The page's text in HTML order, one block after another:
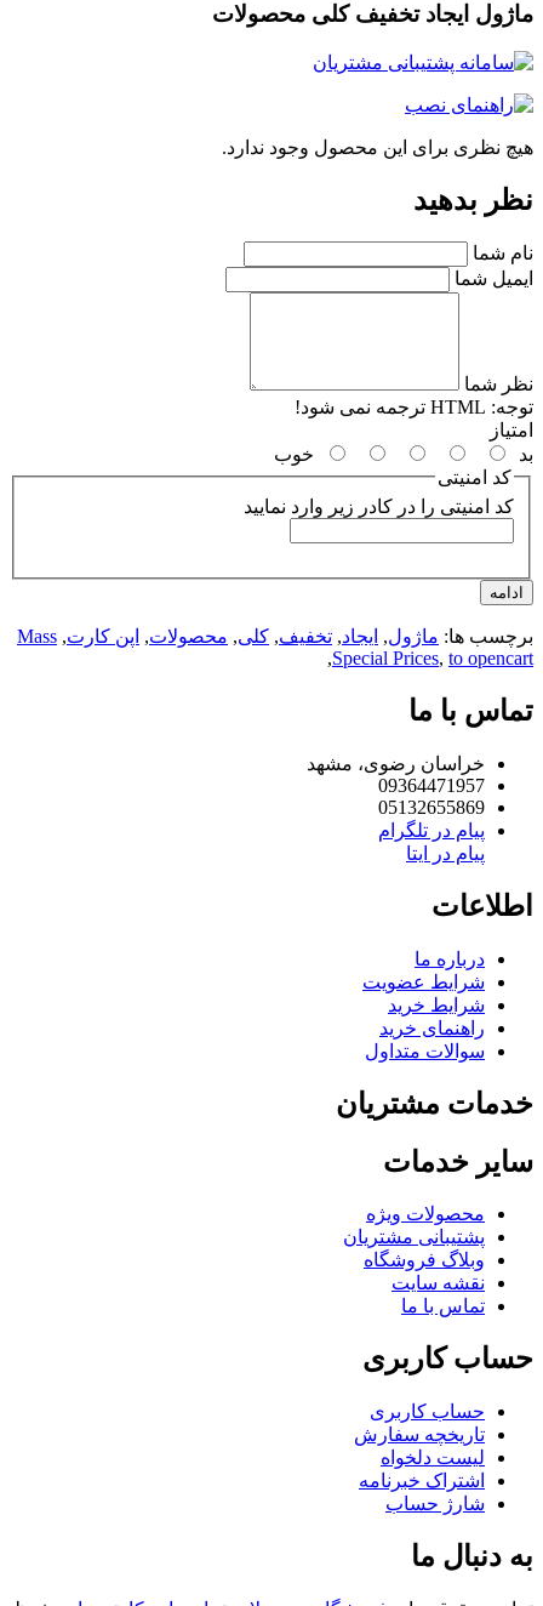
ایجاد تخفیف کلی محصولات
نظری برای این محصول وجود ندارد.
بدهید
شما
شما
شما
HTML ترجمه نمی شود!
خوب
کد امنیتی
کد امنیتی را در کادر زیر وارد نمایید
ها: ماژول ,ایجاد,تخفیف,کلی,محصولات,اپن کارت,
Mass
Special Prices ,to
,
با ما
خراسان رضوی، مشهد
09364471957
05132655869
پیام در تلگرام
پیام در ایتا
درباره ما
شرایط عضویت
شرایط خرید
راهنمای خرید
سوالات متداول
مشتریان
خدمات
محصولات ویژه
پشتیبانی مشتریان
وبلاگ فروشگاه
نقشه سایت
تماس با ما
کاربری
حساب کاربری
تاریخچه سفارش
لیست دلخواه
اشتراک خبرنامه
شارژ حساب
دنبال ما